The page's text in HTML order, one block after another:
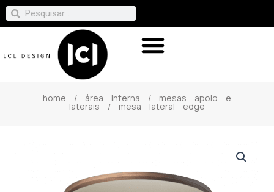
home / área interna / mesas apoio e
laterais / mesa lateral edge